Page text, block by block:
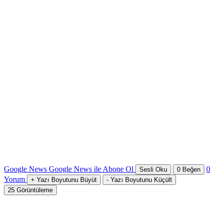
Google News Google News ile Abone Ol Sesli Oku 0 Beğen
0
Yorum
+ Yazı Boyutunu Büyüt - Yazı Boyutunu Küçült
25 Görüntüleme